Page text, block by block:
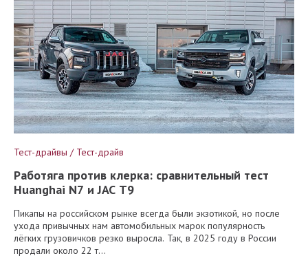
Тест-драйвы / Тест-драйв
Работяга против клерка: сравнительный тест
Huanghai N7 и JAC T9
Пикапы на российском рынке всегда были экзотикой, но после
ухода привычных нам автомобильных марок популярность
лёгких грузовичков резко выросла. Так, в 2025 году в России
продали около 22 т...